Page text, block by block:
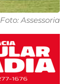
Foto: Assessoria